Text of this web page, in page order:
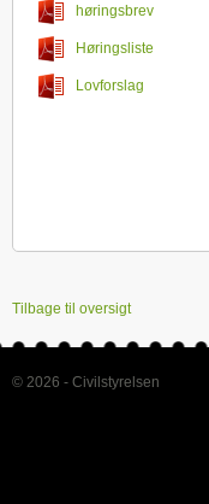
høringsbrev
Høringsliste
Lovforslag
Tilbage til oversigt
© 2026 - Civilstyrelsen